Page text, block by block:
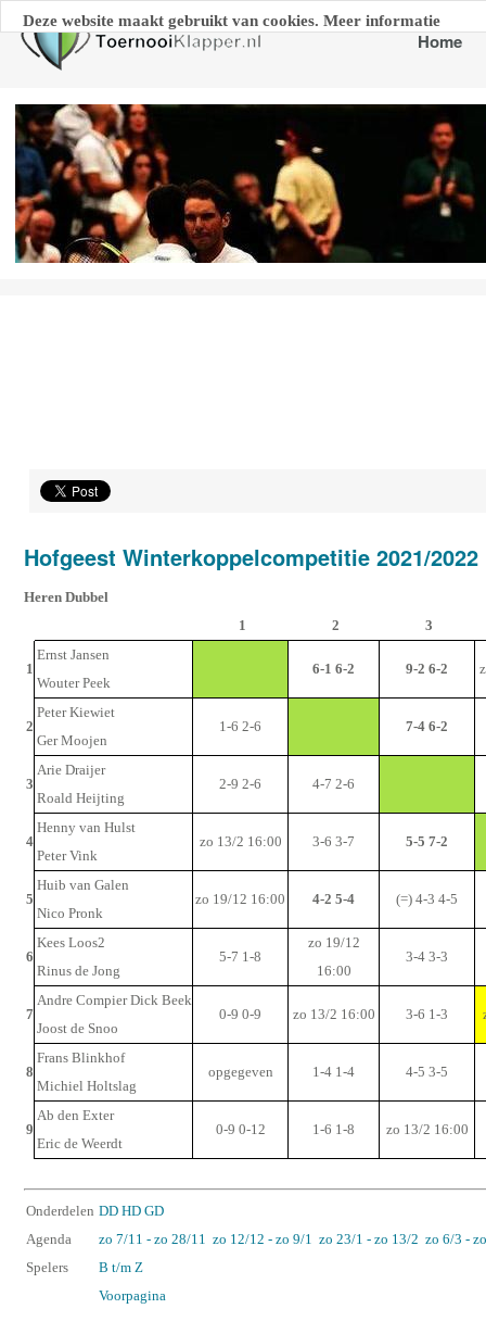
Hofgeest Winterkoppelcompetitie 2021/2022
Heren Dubbel
1
2 3
1
Ernst Jansen
Wouter Peek
6-1 6-2 9-2 6-2
2
Peter Kiewiet
Ger Moojen
1-6 2-6 7-4 6-2
3
Arie Draijer
Roald Heijting
2-9 2-6 4-7 2-6
4
Henny van Hulst
Peter Vink
zo 13/2 16:00 3-6 3-7 5-5 7-2
5
Huib van Galen
Nico Pronk
zo 19/12 16:00 4-2 5-4 (=) 4-3 4-5
6
Kees Loos2
Rinus de Jong
5-7 1-8
zo 19/12
16:00
3-4 3-3
7
Andre Compier Dick Beek
Joost de Snoo
0-9 0-9 zo 13/2 16:00 3-6 1-3
8
Frans Blinkhof
Michiel Holtslag
opgegeven 1-4 1-4 4-5 3-5
9
Ab den Exter
Eric de Weerdt
0-9 0-12 1-6 1-8 zo 13/2 16:00
Onderdelen DD HD GD
Agenda
zo 7/11 - zo 28/11 zo 12/12 - zo 9/1 zo 23/1 - zo 13/2 zo 6/3 -
Spelers
B t/m Z
Voorpagina
Home
Deze website maakt gebruikt van cookies. Meer informatie